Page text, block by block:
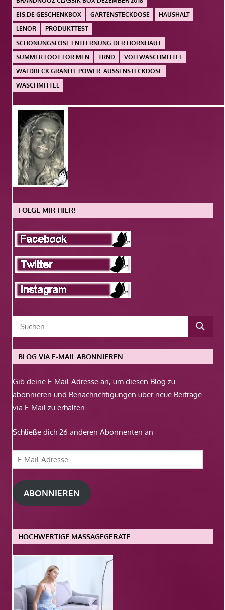
EIS.DE GESCHENKBOX
GARTENSTECKDOSE
HAUSHALT
LENOR
PRODUKTTEST
SCHONUNGSLOSE ENTFERNUNG DER HORNHAUT
SUMMER FOOT FOR MEN
TRND
VOLLWASCHMITTEL
WALDBECK GRANITE POWER. AUSSENSTECKDOSE
WASCHMITTEL
FOLGE MIR HIER!
BLOG VIA E-MAIL ABONNIEREN
Gib deine E-Mail-Adresse an, um diesen Blog zu
abonnieren und Benachrichtigungen über neue Beiträge
via E-Mail zu erhalten.
Schließe dich 26 anderen Abonnenten an
E-
Mail-
Adresse
ABONNIEREN
HOCHWERTIGE MASSAGEGERÄTE